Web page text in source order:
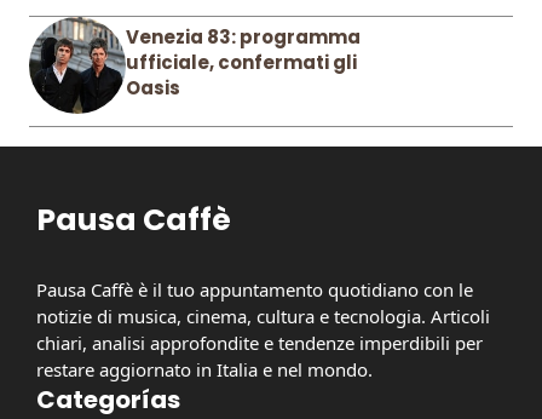
Venezia 83: programma
ufficiale, confermati gli
Oasis
Pausa Caffè
Pausa Caffè è il tuo appuntamento quotidiano con le
notizie di musica, cinema, cultura e tecnologia. Articoli
chiari, analisi approfondite e tendenze imperdibili per
restare aggiornato in Italia e nel mondo.
Categorías